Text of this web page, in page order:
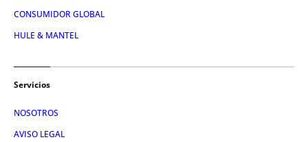
CONSUMIDOR GLOBAL
HULE & MANTEL
Servicios
NOSOTROS
AVISO LEGAL